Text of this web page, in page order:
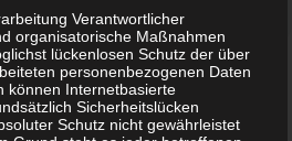
TRENNWÄNDE VON OTT
Trennwände
Verantwortlicher
organisatorische Maßnahmen
lückenlosen Schutz der über
personenbezogenen Daten
können Internetbasierte
Sicherheitslücken
Schutz nicht gewährleistet